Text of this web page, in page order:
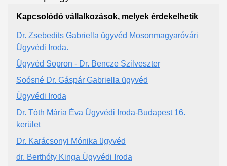
Kapcsolódó vállalkozások, melyek érdekelhetik
Dr. Zsebedits Gabriella ügyvéd Mosonmagyaróvári
Ügyvédi Iroda.
Ügyvéd Sopron - Dr. Bencze Szilveszter
Soósné Dr. Gáspár Gabriella ügyvéd
Ügyvédi Iroda
Dr. Tóth Mária Éva Ügyvédi Iroda-Budapest 16.
kerület
Dr. Karácsonyi Mónika ügyvéd
dr. Berthóty Kinga Ügyvédi Iroda